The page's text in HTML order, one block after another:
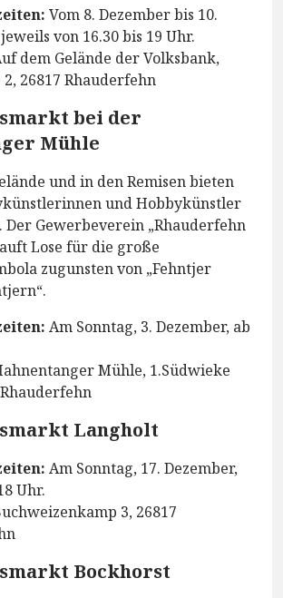
Vom 8. Dezember bis 10.
von 16.30 bis 19 Uhr.
dem Gelände der Volksbank,
26817 Rhauderfehn
bei der
Mühle
und in den Remisen bieten
und Hobbykünstler
Der Gewerbeverein „Rhauderfehn
Lose für die große
zugunsten von „Fehntjer
Am Sonntag, 3. Dezember, ab
Mühle, 1.Südwieke
Langholt
Am Sonntag, 17. Dezember,
Uhr.
3, 26817
Bockhorst